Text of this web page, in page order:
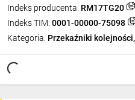
Indeks producenta: RM17TG20
Indeks TIM: 0001-00000-75098
Kategoria: Przekaźniki